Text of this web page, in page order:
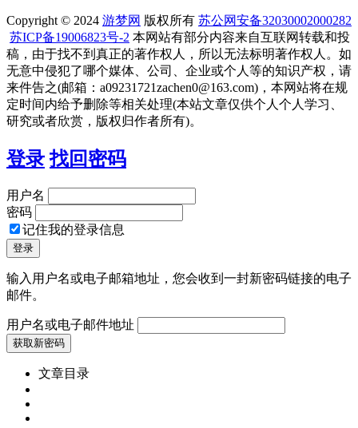
Copyright © 2024 游梦网 版权所有 苏公网安备32030002000282
苏ICP备19006823号-2 本网站有部分内容来自互联网转载和投
稿，由于找不到真正的著作权人，所以无法标明著作权人。如
无意中侵犯了哪个媒体、公司、企业或个人等的知识产权，请
来件告之(邮箱：a09231721zachen0@163.com)，本网站将在规
定时间内给予删除等相关处理(本站文章仅供个人个人学习、
研究或者欣赏，版权归作者所有)。
登录 找回密码
用户名
密码
记住我的登录信息
输入用户名或电子邮箱地址，您会收到一封新密码链接的电子
邮件。
用户名或电子邮件地址
文章目录